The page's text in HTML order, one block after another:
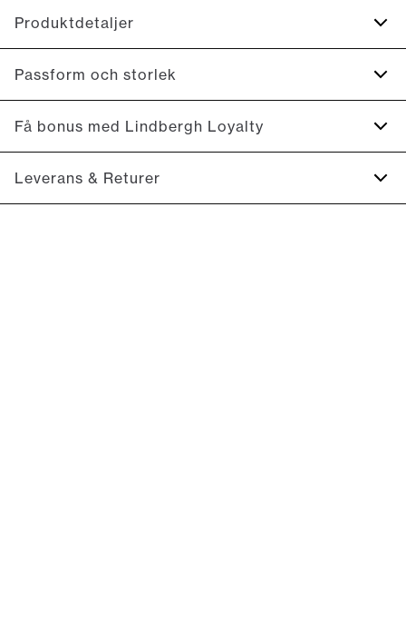
Produktdetaljer
Skjortan har en button-down krage.
Tilverkad av 100% bomull sammet.
Logga längst ned på vänster sida.
Passform och storlek
Fit: Relaxed fit
Åtsittande passform som sitter mjukt utan att vara tight
Model:Modellen är 185 cm lång och har ett bröstmått på
100 cm., Modellen bär storlek M.
Få bonus med Lindbergh Loyalty
Registrera dig gratis för Lindbergh Loyalty.
10 % rabatt på din första beställning *
Leverans & Returer